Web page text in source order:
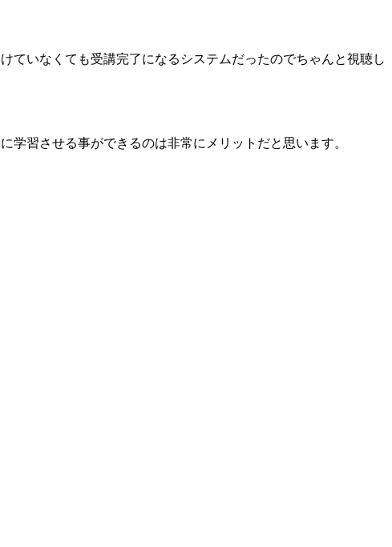
ていなくても受講完了になるシステムだったのでちゃんと視聴し
習させる事ができるのは非常にメリットだと思います。